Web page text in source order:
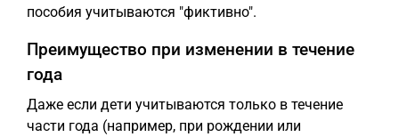
пособия учитываются "фиктивно".
Преимущество при изменении в течение
года
Даже если дети учитываются только в течение
части года (например, при рождении или